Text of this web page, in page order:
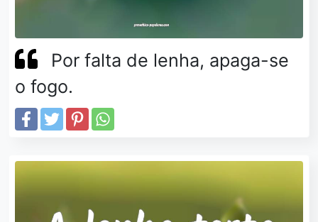
Por falta de lenha, apaga-se
o fogo.